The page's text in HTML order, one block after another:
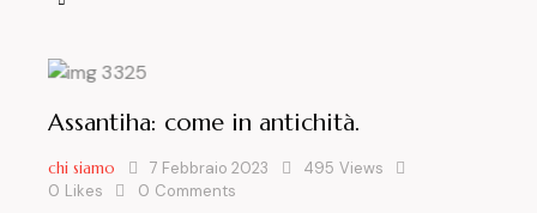
Assantiha: come in antichità.
chi siamo 7 Febbraio 2023 495 Views
0 Likes 0 Comments